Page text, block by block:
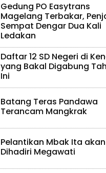
Gedung PO Easytrans
Magelang Terbakar,
Sempat Dengar Dua Kali
Ledakan
Daftar 12 SD Negeri di
yang Bakal Digabung
Ini
Batang Teras Pandawa
Terancam Mangkrak
Pelantikan Mbak Ita akan
Dihadiri Megawati